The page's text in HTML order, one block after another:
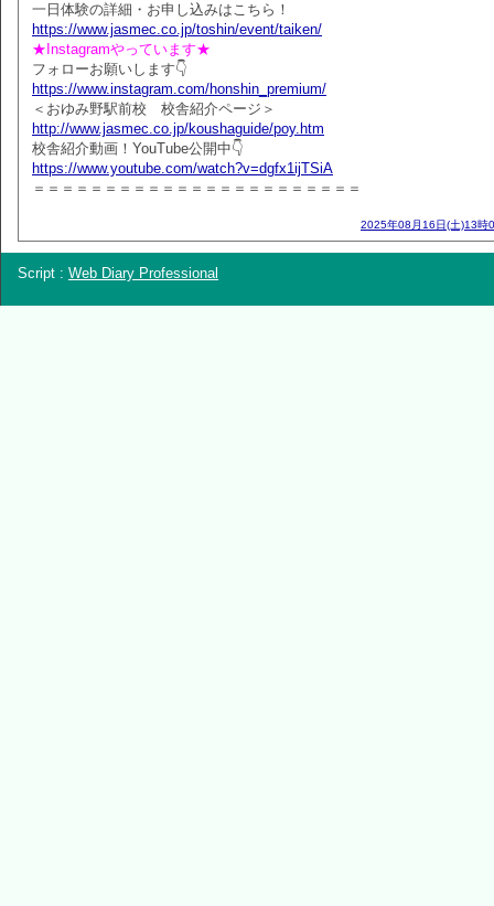
一日体験の詳細・お申し込みはこちら！
https://www.jasmec.co.jp/toshin/event/taiken/
★Instagramやっています★
フォローお願いします👇
https://www.instagram.com/honshin_premium/
＜おゆみ野駅前校 校舎紹介ページ＞
http://www.jasmec.co.jp/koushaguide/poy.htm
校舎紹介動画！YouTube公開中👇
https://www.youtube.com/watch?v=dgfx1ijTSiA
＝＝＝＝＝＝＝＝＝＝＝＝＝＝＝＝＝＝＝＝＝＝＝
2025年08月16日(土)13時
Script : Web Diary Professional